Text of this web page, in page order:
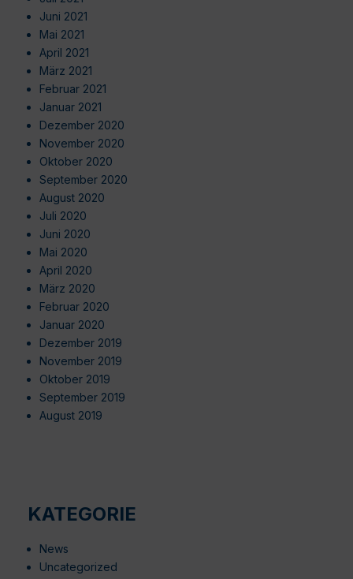
Juni 2021
Mai 2021
April 2021
März 2021
Februar 2021
Januar 2021
Dezember 2020
November 2020
Oktober 2020
September 2020
August 2020
Juli 2020
Juni 2020
Mai 2020
April 2020
März 2020
Februar 2020
Januar 2020
Dezember 2019
November 2019
Oktober 2019
September 2019
August 2019
KATEGORIE
News
Uncategorized